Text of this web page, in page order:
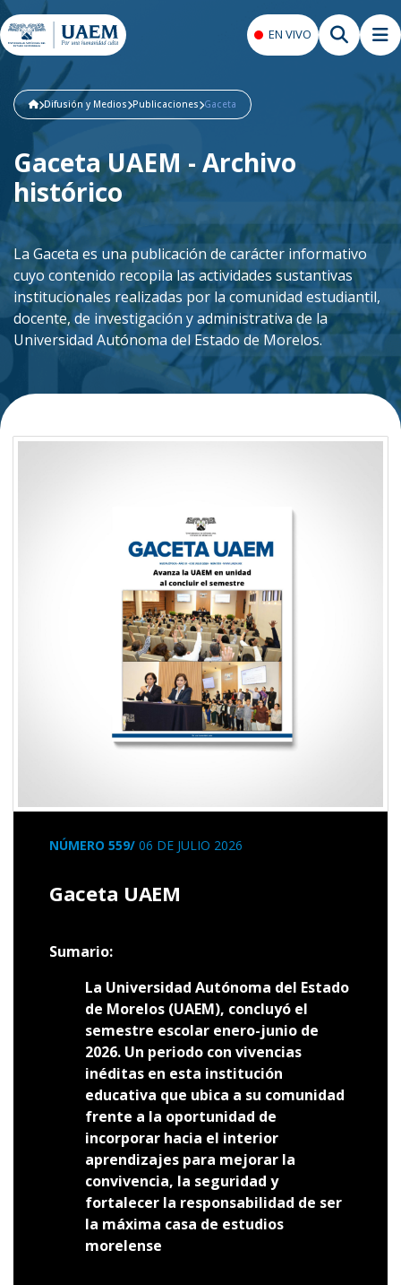
EN VIVO
Difusión y Medios Publicaciones Gaceta
Gaceta UAEM - Archivo
histórico
La Gaceta es una publicación de carácter informativo
cuyo contenido recopila las actividades sustantivas
institucionales realizadas por la comunidad estudiantil,
docente, de investigación y administrativa de la
Universidad Autónoma del Estado de Morelos.
NÚMERO 559/ 06 DE JULIO 2026
Gaceta UAEM
Sumario:
La Universidad Autónoma del Estado
de Morelos (UAEM), concluyó el
semestre escolar enero-junio de
2026. Un periodo con vivencias
inéditas en esta institución
educativa que ubica a su comunidad
frente a la oportunidad de
incorporar hacia el interior
aprendizajes para mejorar la
convivencia, la seguridad y
fortalecer la responsabilidad de ser
la máxima casa de estudios
morelense